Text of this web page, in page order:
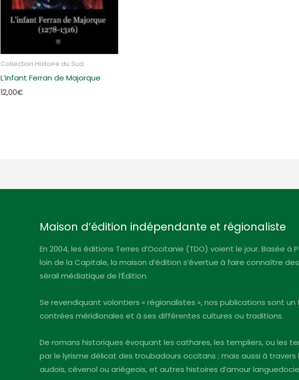
Collection Histoire du Sud
L’infant Ferran de Majorque
12,00€
Maison d’édition indépendante et régionaliste
En 2004, les éditions Terres d’Occitanie (TDO) voient le jour. Basée à
loin de la Capitale, la maison d’édition s’évertue à faire connaître
sérail médiatique de l’Édition.
Se revendiquant volontiers « régionalistes », nos publications sont
contrées méridionales et à ses différentes cultures ou traditions.
De romans historiques évoquant les cathares, les templiers, ou les
par le lyrisme délicat des troubadours occitans ; mais aussi à
audois, cévenol ou ariégeois, et autres histoires d’amour